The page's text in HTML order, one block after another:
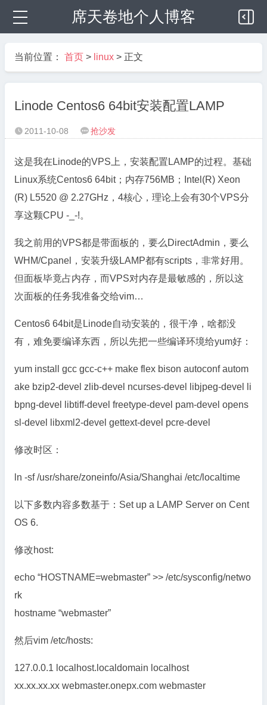
席天卷地个人博客
当前位置： 首页 > linux > 正文
Linode Centos6 64bit安装配置LAMP
 2011-10-08  抢沙发
这是我在Linode的VPS上，安装配置LAMP的过程。基础
Linux系统Centos6 64bit；内存756MB；Intel(R) Xeon
(R) L5520 @ 2.27GHz，4核心，理论上会有30个VPS分
享这颗CPU -_-!。
我之前用的VPS都是带面板的，要么DirectAdmin，要么
WHM/Cpanel，安装升级LAMP都有scripts，非常好用。
但面板毕竟占内存，而VPS对内存是最敏感的，所以这
次面板的任务我准备交给vim…
Centos6 64bit是Linode自动安装的，很干净，啥都没
有，难免要编译东西，所以先把一些编译环境给yum好：
yum install gcc gcc-c++ make flex bison autoconf autom
ake bzip2-devel zlib-devel ncurses-devel libjpeg-devel li
bpng-devel libtiff-devel freetype-devel pam-devel opens
sl-devel libxml2-devel gettext-devel pcre-devel
修改时区：
ln -sf /usr/share/zoneinfo/Asia/Shanghai /etc/localtime
以下多数内容多数基于：Set up a LAMP Server on Cent
OS 6.
修改host:
echo “HOSTNAME=webmaster” >> /etc/sysconfig/netwo
rk
hostname “webmaster”
然后vim /etc/hosts:
127.0.0.1 localhost.localdomain localhost
xx.xx.xx.xx webmaster.onepx.com webmaster